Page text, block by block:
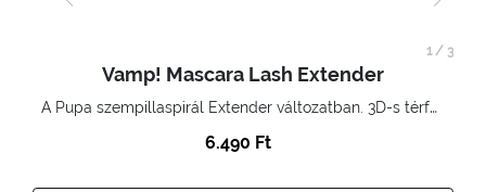
Vamp! Mascara Lash Extender
A Pupa szempillaspirál Extender változatban. 3D-s térfogatnövelő hatás. Hihetetlenül hosszú és göndör szempillák
6.490 Ft
1/ 3